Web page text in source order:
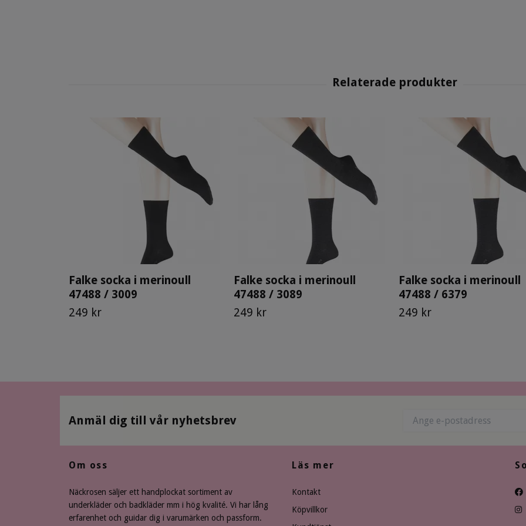
Falke socka i merinoull
47488 / 3009
249 kr
Falke socka i merinoull
47488 / 3089
249 kr
Falke socka i merinoull
47488 / 6379
249 kr
Anmäl dig till vår nyhetsbrev
Om oss
Näckrosen säljer ett handplockat sortiment av
underkläder och badkläder mm i hög kvalité. Vi har lång
erfarenhet och guidar dig i varumärken och passform.
Läs mer
Kontakt
Köpvillkor